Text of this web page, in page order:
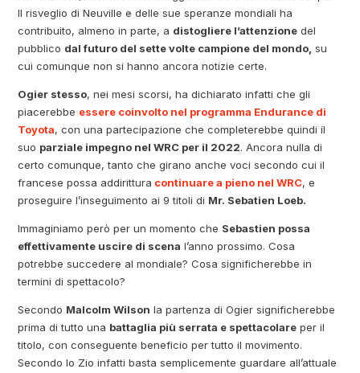
Il risveglio di Neuville e delle sue speranze mondiali ha
contribuito, almeno in parte, a distogliere l’attenzione del
pubblico dal futuro del sette volte campione del mondo, su
cui comunque non si hanno ancora notizie certe.
Ogier stesso, nei mesi scorsi, ha dichiarato infatti che gli
piacerebbe essere coinvolto nel programma Endurance di
Toyota, con una partecipazione che completerebbe quindi il
suo parziale impegno nel WRC per il 2022. Ancora nulla di
certo comunque, tanto che girano anche voci secondo cui il
francese possa addirittura continuare a pieno nel WRC, e
proseguire l’inseguimento ai 9 titoli di Mr. Sebatien Loeb.
Immaginiamo però per un momento che Sebastien possa
effettivamente uscire di scena l’anno prossimo. Cosa
potrebbe succedere al mondiale? Cosa significherebbe in
termini di spettacolo?
Secondo Malcolm Wilson la partenza di Ogier significherebbe
prima di tutto una battaglia più serrata e spettacolare per il
titolo, con conseguente beneficio per tutto il movimento.
Secondo lo Zio infatti basta semplicemente guardare all’attuale